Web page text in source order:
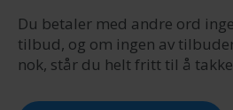
Du betaler med andre ord
tilbud, og om ingen av
nok, står du helt fritt til å